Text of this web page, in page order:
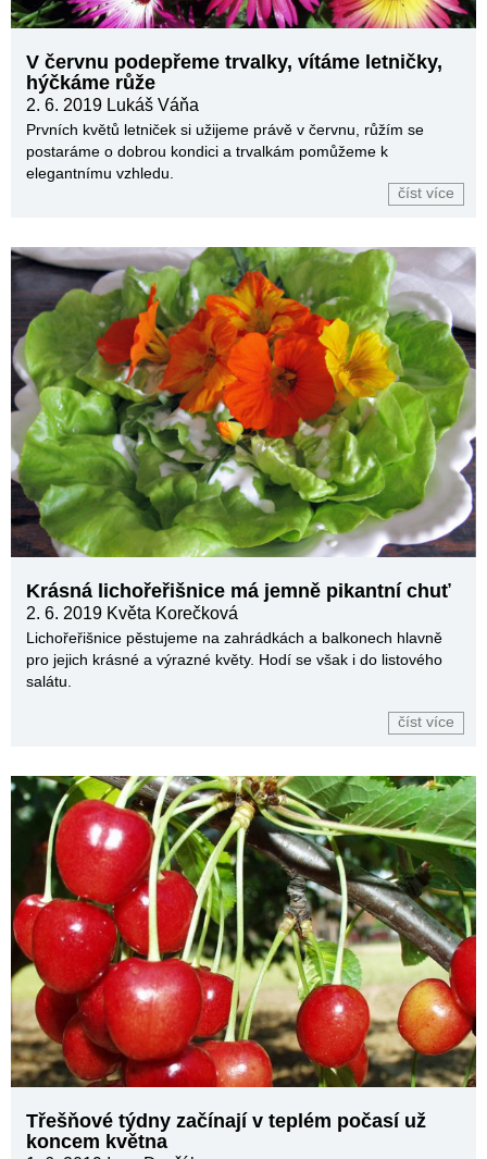
V červnu podepřeme trvalky, vítáme letničky,
hýčkáme růže
2. 6. 2019 Lukáš Váňa
Prvních květů letniček si užijeme právě v červnu, růžím se
postaráme o dobrou kondici a trvalkám pomůžeme k
elegantnímu vzhledu.
číst více
Krásná lichořeřišnice má jemně pikantní chuť
2. 6. 2019 Květa Korečková
Lichořeřišnice pěstujeme na zahrádkách a balkonech hlavně
pro jejich krásné a výrazné květy. Hodí se však i do listového
salátu.
číst více
Třešňové týdny začínají v teplém počasí už
koncem května